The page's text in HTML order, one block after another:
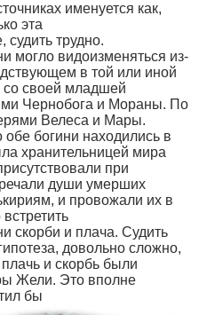
именуется как,
эта
судить трудно.
могло видоизменяться из-
в той или иной
со своей младшей
Чернобога и Мораны. По
Велеса и Мары.
обе богини находились в
хранительницей мира
при
души умерших
и провожали их в
скорби и плача. Судить
довольно сложно,
и скорбь были
Жели. Это вполне
бы